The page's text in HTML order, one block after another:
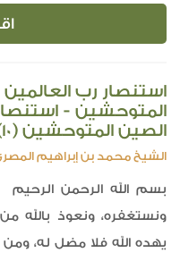
استنصار رب
المتوحشين -
الصين المتوحشين (10)
الشيخ محمد بن إبراهيم
بسم الله الرحمن
ونستغفره، ونعوذ بالله
يهده الله فلا مضل له،